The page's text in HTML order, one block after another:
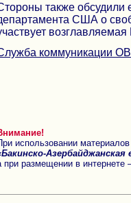
также обсудили
США о
коммуникации
использовании
Азербайджанская
при размещении в интернете